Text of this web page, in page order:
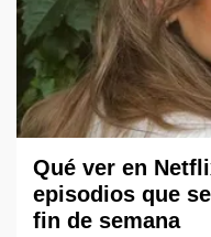
Qué ver en
episodios que
fin de semana